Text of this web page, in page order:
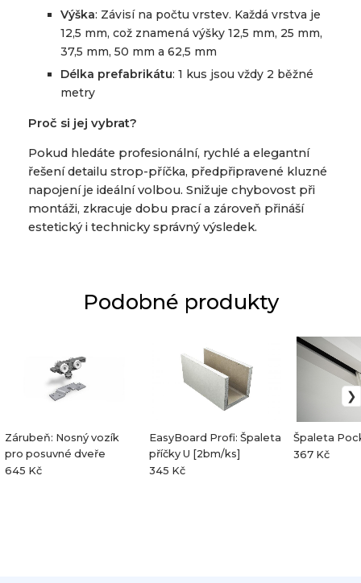
Výška: Závisí na počtu vrstev. Každá vrstva je
12,5 mm, což znamená výšky 12,5 mm, 25 mm,
37,5 mm, 50 mm a 62,5 mm
Délka prefabrikátu: 1 kus jsou vždy 2 běžné
metry
Proč si jej vybrat?
Pokud hledáte profesionální, rychlé a elegantní
řešení detailu strop-příčka, předpřipravené kluzné
napojení je ideální volbou. Snižuje chybovost při
montáži, zkracuje dobu prací a zároveň přináší
estetický i technicky správný výsledek.
Podobné produkty
Zárubeň: Nosný vozík
pro posuvné dveře
645 Kč
EasyBoard Profi: Špaleta
příčky U [2bm/ks]
345 Kč
Špaleta
367 Kč